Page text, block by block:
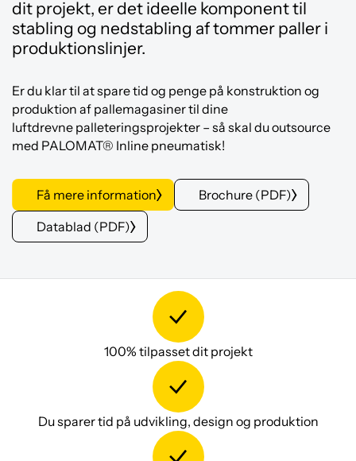
dit projekt, er det ideelle komponent til
stabling og nedstabling af tommer paller i
produktionslinjer.
Er du klar til at spare tid og penge på konstruktion og
produktion af pallemagasiner til dine
luftdrevne palleteringsprojekter – så skal du outsource
med PALOMAT® Inline pneumatisk!
Få mere information
Brochure (PDF)
Datablad (PDF)
100% tilpasset dit projekt
Du sparer tid på udvikling, design og produktion